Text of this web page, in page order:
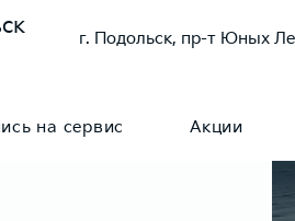
г. Подольск, пр-т Юных
на сервис Акции